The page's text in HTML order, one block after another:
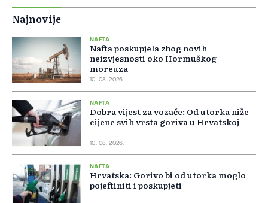
Najnovije
NAFTA
Nafta poskupjela zbog novih
neizvjesnosti oko Hormuškog
moreuza
10. 08. 2026.
NAFTA
Dobra vijest za vozače: Od utorka niže
cijene svih vrsta goriva u Hrvatskoj
10. 08. 2026.
NAFTA
Hrvatska: Gorivo bi od utorka moglo
pojeftiniti i poskupjeti